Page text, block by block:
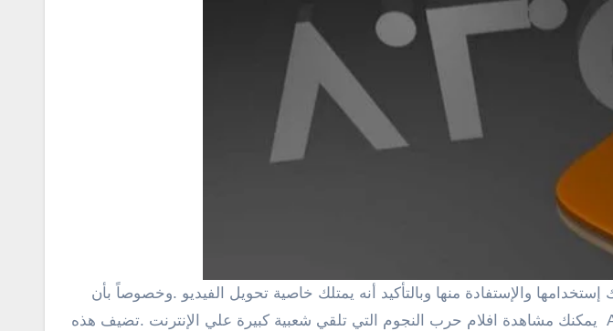
ميزة تحويل أي فيديو إلي ASCII ليست معروفة للجميع . وللتعرف علي إصدرات ASCII يمكنك مشاهدة افلام حرب النجوم التي تلقي شعبية كبيرة علي الإنترنت .تضيف هذه